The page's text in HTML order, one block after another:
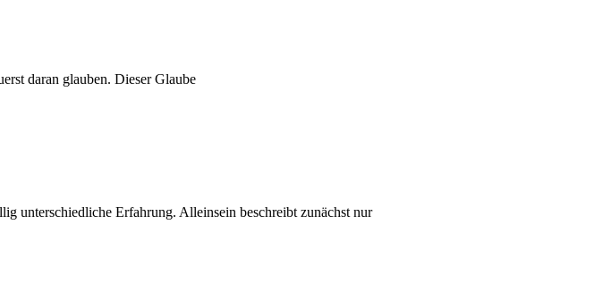
daran glauben. Dieser Glaube
unterschiedliche Erfahrung. Alleinsein beschreibt zunächst nur